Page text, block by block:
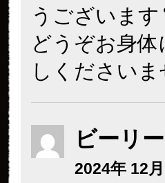
うございま
どうぞお身
しください
ビーリ
2024年 12